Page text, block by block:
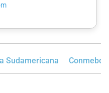
Sudamericana Conmebol